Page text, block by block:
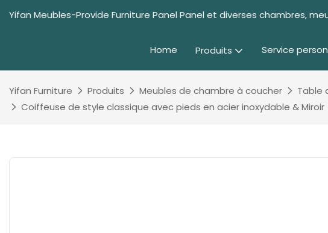
Yifan Meubles-Provide Furniture Panel Panel et diverses chambres,
Home Produits Service
Yifan Furniture Produits Meubles de chambre à coucher Table
Coiffeuse de style classique avec pieds en acier inoxydable & Miroir